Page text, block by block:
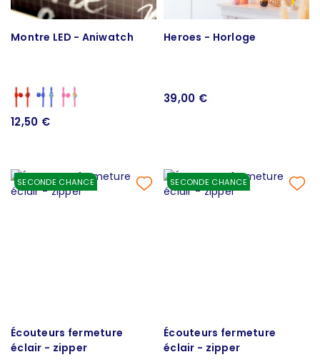
Montre LED - Aniwatch
12,50 €
Heroes - Horloge
39,00 €
SECONDE CHANCE
Écouteurs fermeture
éclair - zipper
SECONDE CHANCE
Écouteurs fermeture
éclair - zipper